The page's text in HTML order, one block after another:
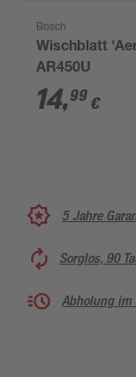
Bosch
Wischblatt
AR450U
14,99 €
5 Jahre
Sorglos, 90
Abholung im